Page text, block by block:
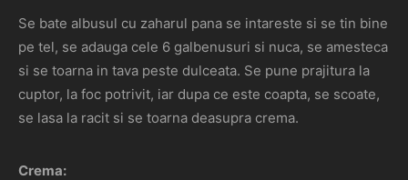
Se bate albusul cu zaharul pana se intareste si se tin bine
pe tel, se adauga cele 6 galbenusuri si nuca, se amesteca
si se toarna in tava peste dulceata. Se pune prajitura la
cuptor, la foc potrivit, iar dupa ce este coapta, se scoate,
se lasa la racit si se toarna deasupra crema.
Crema: